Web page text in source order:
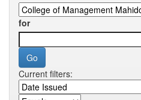
for
Current filters: